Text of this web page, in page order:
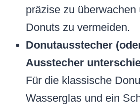
präzise zu überwachen
Donuts zu vermeiden.
Donutausstecher
Ausstecher
Für die klassische
Wasserglas und ein